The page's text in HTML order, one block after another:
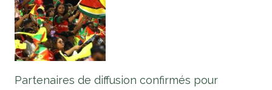
Partenaires de diffusion confirmés pour